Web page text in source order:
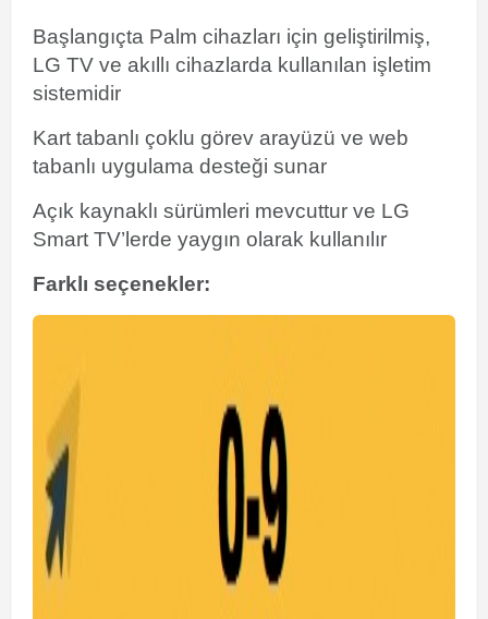
Başlangıçta Palm cihazları için geliştirilmiş,
LG TV ve akıllı cihazlarda kullanılan işletim
sistemidir
Kart tabanlı çoklu görev arayüzü ve web
tabanlı uygulama desteği sunar
Açık kaynaklı sürümleri mevcuttur ve LG
Smart TV’lerde yaygın olarak kullanılır
Farklı seçenekler: